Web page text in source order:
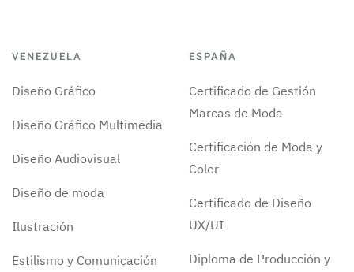
VENEZUELA
Diseño Gráfico
Diseño Gráfico Multimedia
Diseño Audiovisual
Diseño de moda
Ilustración
Estilismo y Comunicación
ESPAÑA
Certificado de Gestión
Marcas de Moda
Certificación de Moda y
Color
Certificado de Diseño
UX/UI
Diploma de Producción y